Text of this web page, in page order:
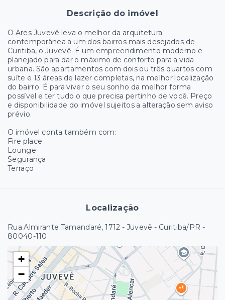
Descrição do imóvel
O Ares Juvevê leva o melhor da arquitetura
contemporânea a um dos bairros mais desejados de
Curitiba, o Juvevê. É um empreendimento moderno e
planejado para dar o máximo de conforto para a vida
urbana. São apartamentos com dois ou três quartos com
suíte e 13 áreas de lazer completas, na melhor localização
do bairro. É para viver o seu sonho da melhor forma
possível e ter tudo o que precisa pertinho de você. Preço
e disponibilidade do imóvel sujeitos a alteração sem aviso
prévio.
O imóvel conta também com:
Fire place
Lounge
Segurança
Terraço
Localização
Rua Almirante Tamandaré, 1712 - Juvevê - Curitiba/PR -
80040-110
+
−